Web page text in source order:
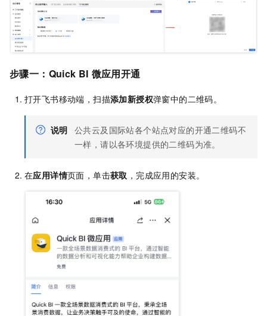
步骤一：Quick BI 微应用开通
打开飞书移动端，扫描添加新授权弹窗中的二维码。
说明 公共云及国际站各个站点对应的开通二维码不
一样，请以各环境提供的二维码为准。
在应用详情页面，单击获取 ，完成应用的安装。